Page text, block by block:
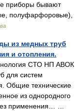
приборы бывают
полуфарфоровые),
из медных труб
и отопления.
СТО НП АВОК
для систем
Общие технические
из однородного
применения… …